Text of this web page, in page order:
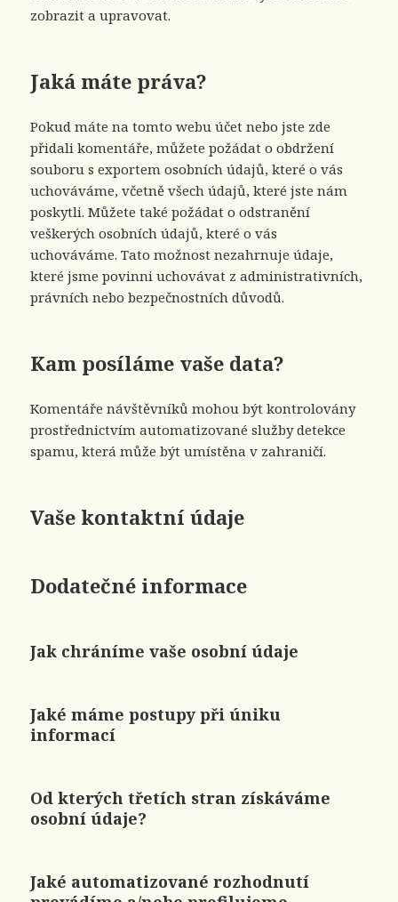
zobrazit a upravovat.
Jaká máte práva?
Pokud máte na tomto webu účet nebo jste zde
přidali komentáře, můžete požádat o obdržení
souboru s exportem osobních údajů, které o vás
uchováváme, včetně všech údajů, které jste nám
poskytli. Můžete také požádat o odstranění
veškerých osobních údajů, které o vás
uchováváme. Tato možnost nezahrnuje údaje,
které jsme povinni uchovávat z administrativních,
právních nebo bezpečnostních důvodů.
Kam posíláme vaše data?
Komentáře návštěvníků mohou být kontrolovány
prostřednictvím automatizované služby detekce
spamu, která může být umístěna v zahraničí.
Vaše kontaktní údaje
Dodatečné informace
Jak chráníme vaše osobní údaje
Jaké máme postupy při úniku
informací
Od kterých třetích stran získáváme
osobní údaje?
Jaké automatizované rozhodnutí